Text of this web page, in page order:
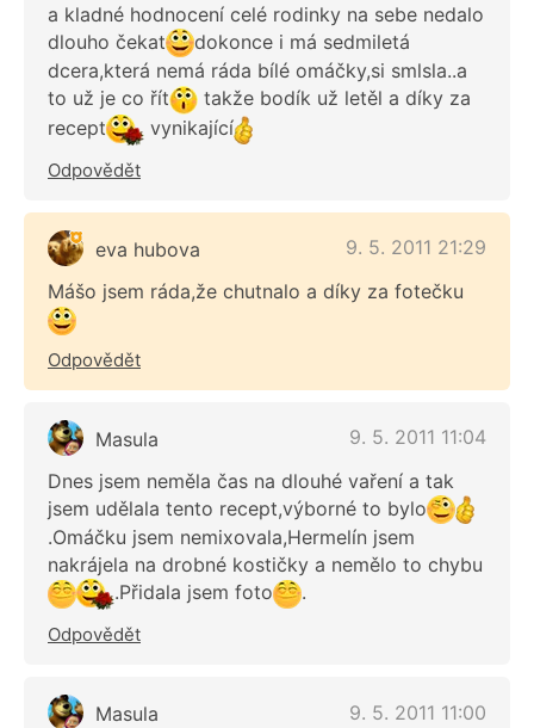
a kladné hodnocení celé rodinky na sebe nedalo
dlouho čekat
dokonce i má sedmiletá
dcera,která nemá ráda bílé omáčky,si smlsla..a
to už je co řít
takže bodík už letěl a díky za
recept
vynikající
Odpovědět
eva hubova
9. 5. 2011 21:29
Mášo jsem ráda,že chutnalo a díky za fotečku
Odpovědět
Masula
9. 5. 2011 11:04
Dnes jsem neměla čas na dlouhé vaření a tak
jsem udělala tento recept,výborné to bylo
.Omáčku jsem nemixovala,Hermelín jsem
nakrájela na drobné kostičky a nemělo to chybu
.Přidala jsem foto
.
Odpovědět
Masula 9. 5. 2011 11:00